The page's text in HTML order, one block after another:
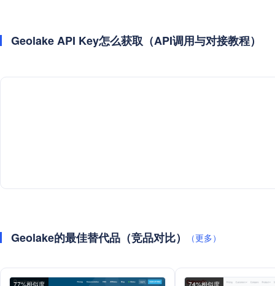
Geolake API Key怎么获取（API调用与对接教程）
Geolake的最佳替代品（竞品对比） （更多）
77%相似度 74%相似度